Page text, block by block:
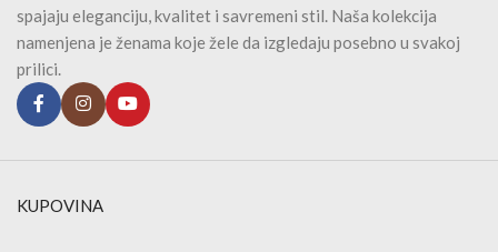
spajaju eleganciju, kvalitet i savremeni stil. Naša kolekcija
namenjena je ženama koje žele da izgledaju posebno u svakoj
prilici.
KUPOVINA